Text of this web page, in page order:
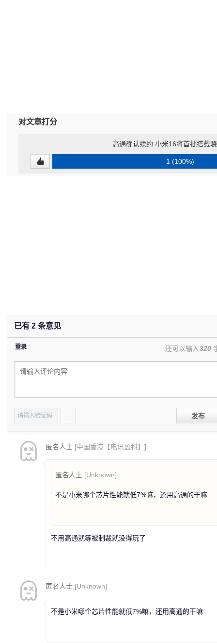
对文章打分
高通确认续约 小米16将首批搭载
1 (100%)
已有 2 条意见
登录 还可以输入320
发布
匿名人士 [中国香港【电讯盈科】]
匿名人士 [Unknown]
不是小米哪个芯片性能就低7%嘛，还用高通的干嘛
不用高通就等被制裁就没得玩了
匿名人士 [Unknown]
不是小米哪个芯片性能就低7%嘛，还用高通的干嘛